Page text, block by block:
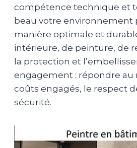
compétence technique et
beau votre environnement
manière optimale et
intérieure, de peinture, de
la protection et
engagement : répondre au
coûts engagés, le respect
sécurité.